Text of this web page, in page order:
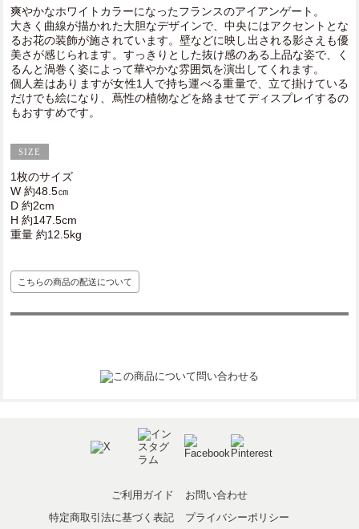
爽やかなホワイトカラーになったフランスのアイアンゲート。
大きく曲線が描かれた大胆なデザインで、中央にはアクセントとな
るお花の装飾が施されています。壁などに映し出される影さえも優
美さが感じられます。すっきりとした抜け感のある上品な姿で、く
るんと渦巻く姿によって華やかな雰囲気を演出してくれます。
個人差はありますが女性1人で持ち運べる重量で、立て掛けている
だけでも絵になり、蔦性の植物などを絡ませてディスプレイするの
もおすすめです。
1枚のサイズ
W 約48.5㎝
D 約2cm
H 約147.5cm
重量 約12.5kg
こちらの商品の配送について
ご利用ガイド
お問い合わせ
特定商取引法に基づく表記
プライバシーポリシー